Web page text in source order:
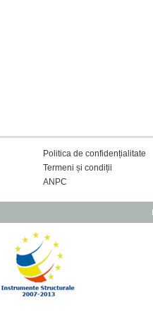
Politica de confidențialitate
Termeni și condiții
ANPC